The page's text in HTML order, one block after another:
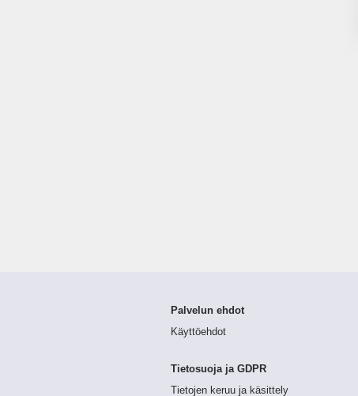
Palvelun ehdot
Käyttöehdot
Tietosuoja ja GDPR
Tietojen keruu ja käsittely